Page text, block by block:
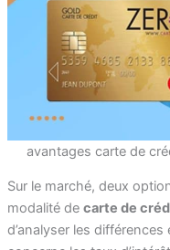
avantages carte de
Sur le marché, deux
modalité de carte de
d’analyser les